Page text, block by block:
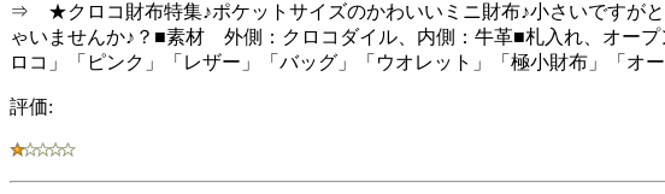
⇒ ★クロコ財布特集♪ポケットサイズのかわいいミニ財布♪小さいですが
ゃいませんか♪？■素材 外側：クロコダイル、内側：牛革■札入れ、オ
ロコ」「ピンク」「レザー」「バッグ」「ウオレット」「極小財布」「オー
評価: